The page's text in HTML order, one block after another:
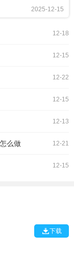
种特性和策略来逐
色及装备选择1.曹
与防具，如倚天
2025-12-15
12-18
12-15
12-22
12-15
12-13
12-21
么做
12-15
下载